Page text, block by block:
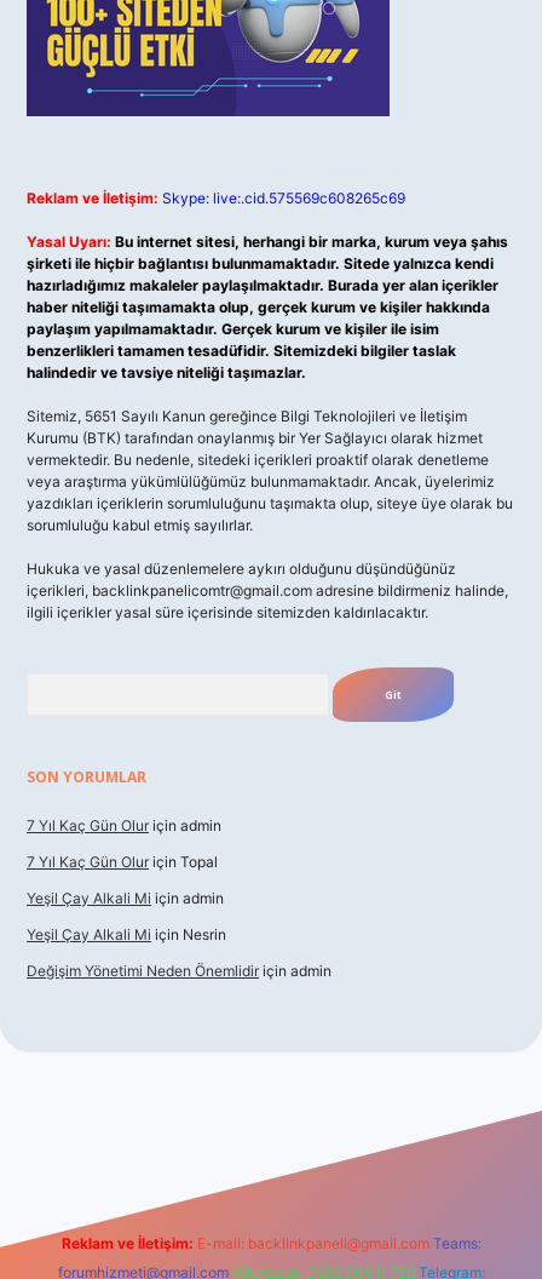
Reklam ve İletişim: Skype: live:.cid.575569c608265c69
Yasal Uyarı: Bu internet sitesi, herhangi bir marka, kurum veya şahıs
şirketi ile hiçbir bağlantısı bulunmamaktadır. Sitede yalnızca kendi
hazırladığımız makaleler paylaşılmaktadır. Burada yer alan içerikler
haber niteliği taşımamakta olup, gerçek kurum ve kişiler hakkında
paylaşım yapılmamaktadır. Gerçek kurum ve kişiler ile isim
benzerlikleri tamamen tesadüfidir. Sitemizdeki bilgiler taslak
halindedir ve tavsiye niteliği taşımazlar.
Sitemiz, 5651 Sayılı Kanun gereğince Bilgi Teknolojileri ve İletişim
Kurumu (BTK) tarafından onaylanmış bir Yer Sağlayıcı olarak hizmet
vermektedir. Bu nedenle, sitedeki içerikleri proaktif olarak denetleme
veya araştırma yükümlülüğümüz bulunmamaktadır. Ancak, üyelerimiz
yazdıkları içeriklerin sorumluluğunu taşımakta olup, siteye üye olarak bu
sorumluluğu kabul etmiş sayılırlar.
Hukuka ve yasal düzenlemelere aykırı olduğunu düşündüğünüz
içerikleri, backlinkpanelicomtr@gmail.com adresine bildirmeniz halinde,
ilgili içerikler yasal süre içerisinde sitemizden kaldırılacaktır.
SON YORUMLAR
7 Yıl Kaç Gün Olur için admin
7 Yıl Kaç Gün Olur için Topal
Yeşil Çay Alkali Mi için admin
Yeşil Çay Alkali Mi için Nesrin
Değişim Yönetimi Neden Önemlidir için admin
Reklam ve İletişim: E-mail: backlinkpaneli@gmail.com Teams:
forumhizmeti@gmail.com Whatsapp: 0262 606 0 726 Telegram: